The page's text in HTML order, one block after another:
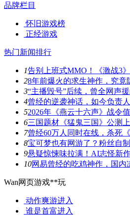
品牌栏目
怀旧游戏榜
正经游戏
热门新闻排行
1告别上班式MMO！《激战3
28年前爆火的求生神作，究竟
3“主播毁号”后续，曾全网声
4曾经的逆袭神话，如今负责
52026年《燕云十六声》战令
6三国题材《猛鬼三国》公测
7曾经60万人同时在线，杀死
8宝可梦也有网游了？粉丝自
9悬疑惊悚味拉满！AI志怪新
10网易曾经的吃鸡神作，国内
Wan网页游戏**玩
动作爽游进入
谁是首富进入